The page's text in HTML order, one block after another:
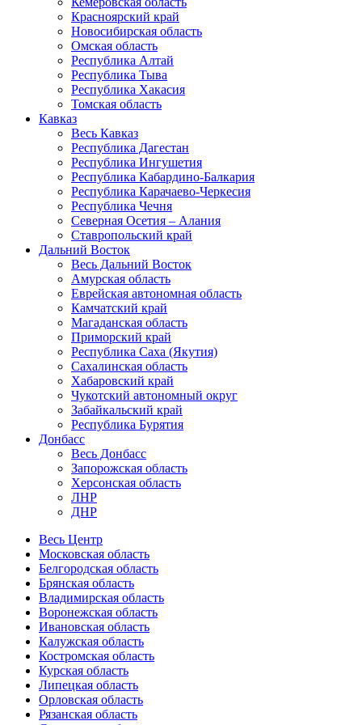
Красноярский край
Новосибирская область
Омская область
Республика Алтай
Республика Тыва
Республика Хакасия
Томская область
Кавказ
Весь Кавказ
Республика Дагестан
Республика Ингушетия
Республика Кабардино-Балкария
Республика Карачаево-Черкесия
Республика Чечня
Северная Осетия – Алания
Ставропольский край
Дальний Восток
Весь Дальний Восток
Амурская область
Еврейская автономная область
Камчатский край
Магаданская область
Приморский край
Республика Саха (Якутия)
Сахалинская область
Хабаровский край
Чукотский автономный округ
Забайкальский край
Республика Бурятия
Донбасс
Весь Донбасс
Запорожская область
Херсонская область
ЛНР
ДНР
Весь Центр
Московская область
Белгородская область
Брянская область
Владимирская область
Воронежская область
Ивановская область
Калужская область
Костромская область
Курская область
Липецкая область
Орловская область
Рязанская область